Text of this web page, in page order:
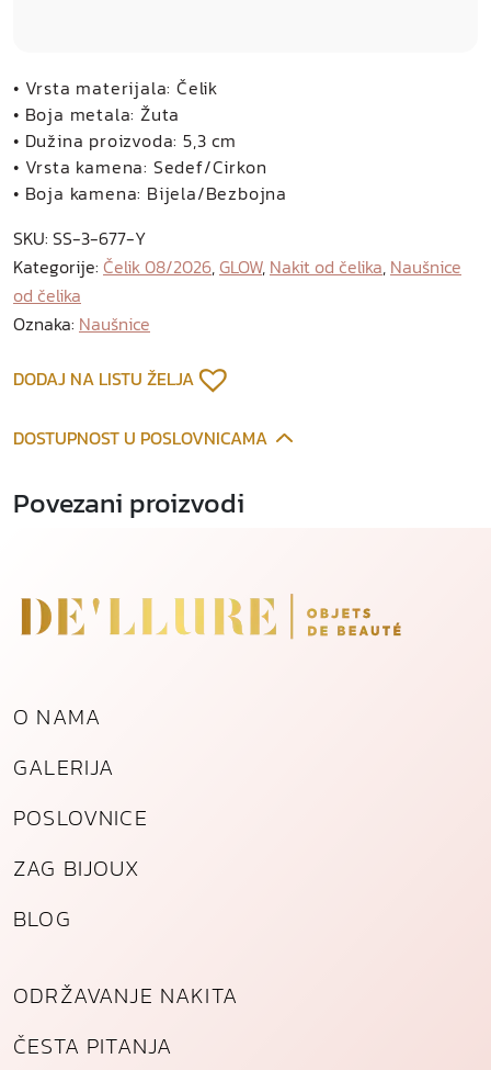
• Vrsta materijala: Čelik
• Boja metala: Žuta
• Dužina proizvoda: 5,3 cm
• Vrsta kamena: Sedef/Cirkon
• Boja kamena: Bijela/Bezbojna
SKU: SS-3-677-Y
Kategorije: Čelik 08/2026,GLOW, Nakit od čelika, Naušnice
od čelika
Oznaka: Naušnice
DODAJ NA LISTU ŽELJA
DOSTUPNOST U POSLOVNICAMA
Povezani proizvodi
O NAMA
GALERIJA
POSLOVNICE
ZAG BIJOUX
BLOG
ODRŽAVANJE NAKITA
ČESTA PITANJA